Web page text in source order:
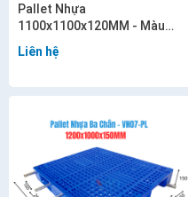
Pallet Nhựa
1100x1100x120MM - Màu
Liên hệ